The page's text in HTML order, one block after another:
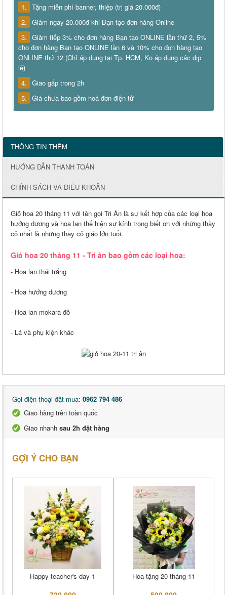
1. Tặng miễn phí banner, thiệp (trị giá 20.000đ)
2. Giảm ngay 20.000đ khi Bạn tạo đơn hàng Online
3. Giảm tiếp 3% cho đơn hàng Bạn tạo ONLINE lần thứ 2, 5%
cho đơn hàng Bạn tạo ONLINE lần 6 và 10% cho đơn hàng tạo
ONLINE thứ 12 (Chỉ áp dụng tại Tp. HCM, Ko áp dụng các dịp
lễ)
4. Giao gấp trong 2h
5. Giá chưa bao gồm hoá đơn điện tử
THÔNG TIN THÊM
HƯỚNG DẪN THANH TOÁN
CHÍNH SÁCH VÀ ĐIỀU KHOẢN
Giỏ hoa 20 tháng 11 với tên gọi Tri Ân là sự kết hợp của các loại hoa
hướng dương và hoa lan thể hiện sự kính trọng biết ơn với những thầy
cô nhất là những thầy cô giáo lớn tuổi.
Giỏ hoa 20 tháng 11 - Tri ân bao gồm các loại hoa:
- Hoa lan thái trắng
- Hoa hướng dương
- Hoa lan mokara đỏ
- Lá và phụ kiện khác
Gọi điện thoại đặt mua: 0962 794 486
Giao hàng trên toàn quốc
Giao nhanh sau 2h đặt hàng
GỢI Ý CHO BẠN
Happy teacher's day 1 Hoa tặng 20 tháng 11